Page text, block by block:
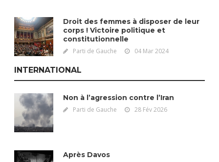
Droit des femmes à disposer de leur
corps ! Victoire politique et
constitutionnelle
Parti de Gauche 04 Mar 2024
INTERNATIONAL
Non à l’agression contre l’Iran
Parti de Gauche 28 Fév 2026
Après Davos